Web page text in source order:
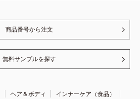
商品番号から注文
無料サンプルを探す
ヘア＆ボディ
インナーケア（食品）